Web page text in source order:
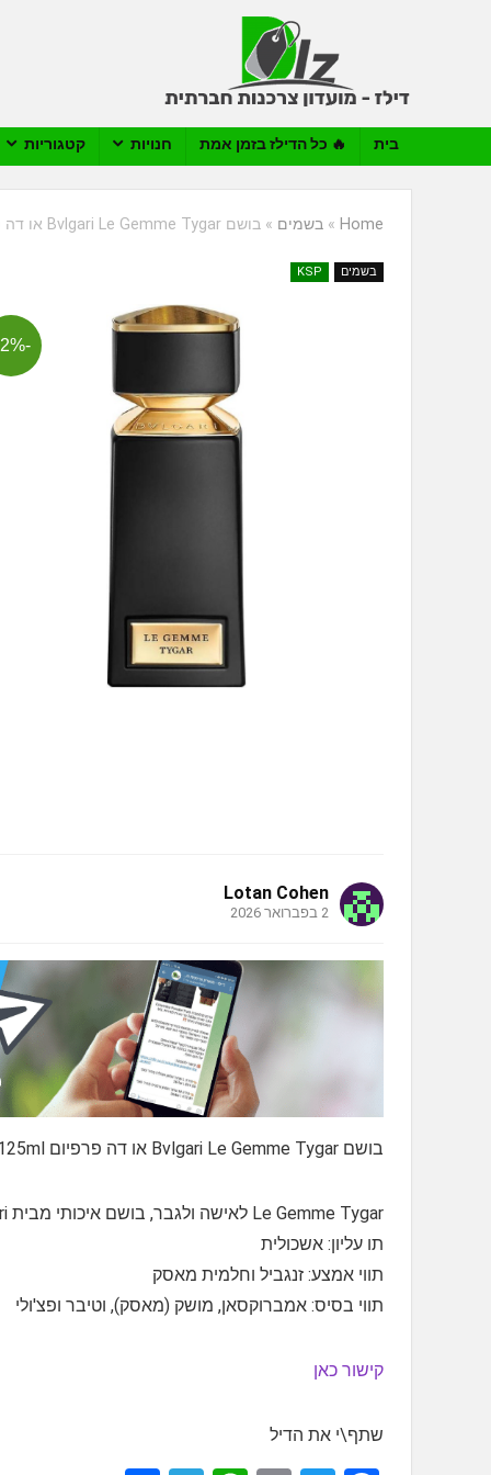
בית 🔥 כל הדילז בזמן אמת חנויות קטגוריות
Home
» בשמים » בושם Bvlgari Le Gemme Tygar או דה פרפיום E.D.P 125ml
בשמים KSP
-22%
Lotan Cohen
2 בפברואר 2026
בושם Bvlgari Le Gemme Tygar או דה פרפיום E.D.P 125ml
Le Gemme Tygar לאישה ולגבר, בושם איכותי מבית Bvlgari, המתבטא בניחוח הדרי וארומטי. הבושם הושק בשנת 2016.
תו עליון: אשכולית
תווי אמצע: זנגביל וחלמית מאסק
תווי בסיס: אמברוקסאן, מושק (מאסק), וטיבר ופצ'ולי
קישור כאן
שתף\י את הדיל